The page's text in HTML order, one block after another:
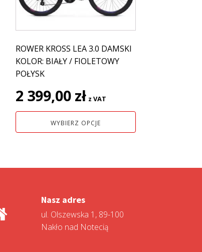
ROWER KROSS LEA 3.0 DAMSKI
KOLOR: BIAŁY / FIOLETOWY
POŁYSK
2 399,00 zł z VAT
WYBIERZ OPCJE
Opcje
wybrać
na
stronie
produktu
Nasz adres
ul. Olszewska 1, 89-100
Nakło nad Notecią